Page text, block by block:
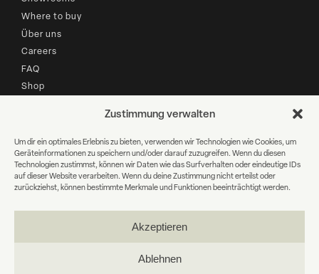
Zustimmung verwalten
Um dir ein optimales Erlebnis zu bieten, verwenden wir Technologien wie Cookies, um
Geräteinformationen zu speichern und/oder darauf zuzugreifen. Wenn du diesen
Technologien zustimmst, können wir Daten wie das Surfverhalten oder eindeutige IDs
auf dieser Website verarbeiten. Wenn du deine Zustimmung nicht erteilst oder
zurückziehst, können bestimmte Merkmale und Funktionen beeinträchtigt werden.
Akzeptieren
Ablehnen
Where to buy
Über uns
Careers
FAQ
Shop
Newsletter Anmeldung
E-
Mail